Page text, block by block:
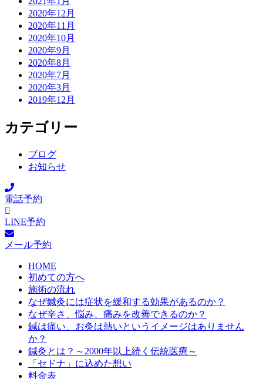
2020年12月
2020年11月
2020年10月
2020年9月
2020年8月
2020年7月
2020年3月
2019年12月
カテゴリー
ブログ
お知らせ
電話予約
LINE予約
メール予約
HOME
初めての方へ
施術の流れ
なぜ鍼灸には症状を緩和する効果があるのか？
なぜ辛さ、悩み、痛みを改善できるのか？
鍼は痛い、お灸は熱いというイメージはありません
か？
鍼灸とは？～2000年以上続く伝統医療～
「セドナ」に込めた想い
料金表